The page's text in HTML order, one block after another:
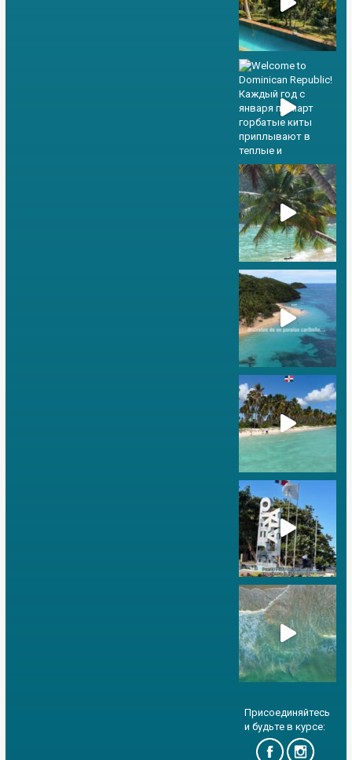
Присоединяйтесь
и будьте в курсе: